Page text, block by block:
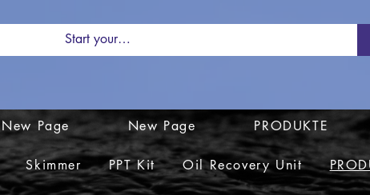
New Page New Page PRODUKTE
Skimmer PPT Kit Oil Recovery Unit